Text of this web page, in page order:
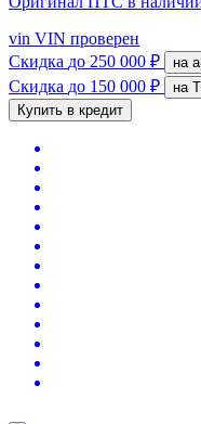
vin VIN проверен
Скидка до 250 000 ₽
Скидка до 150 000 ₽
Купить в кредит